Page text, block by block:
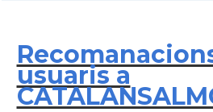
usuaris a